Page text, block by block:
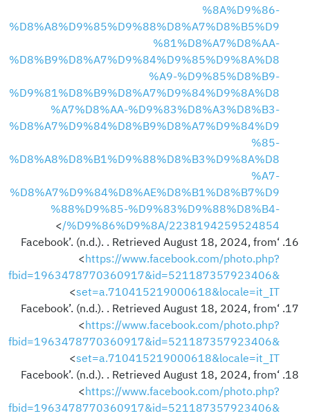
%8A%D9%86-
%D8%A8%D9%85%D9%88%D8%A7%D8%B5%D9
%81%D8%A7%D8%AA-
%D8%B9%D8%A7%D9%84%D9%85%D9%8A%D8
%A9-%D9%85%D8%B9-
%D9%81%D8%B9%D8%A7%D9%84%D9%8A%D8
%A7%D8%AA-%D9%83%D8%A3%D8%B3-
%D8%A7%D9%84%D8%B9%D8%A7%D9%84%D9
%85-
%D8%A8%D8%B1%D9%88%D8%B3%D9%8A%D8
%A7-
%D8%A7%D9%84%D8%AE%D8%B1%D8%B7%D9
%88%D9%85-%D9%83%D9%88%D8%B4-
%D9%86%D9%8A/2238194259524854/
>
‘Facebook’. (n.d.). . Retrieved August 18, 2024, from
<https://www.facebook.com/photo.php?
fbid=1963478770360917&id=521187357923406&
set=a.710415219000618&locale=it_IT
>
‘Facebook’. (n.d.). . Retrieved August 18, 2024, from
<https://www.facebook.com/photo.php?
fbid=1963478770360917&id=521187357923406&
set=a.710415219000618&locale=it_IT
>
‘Facebook’. (n.d.). . Retrieved August 18, 2024, from
<https://www.facebook.com/photo.php?
fbid=1963478770360917&id=521187357923406&